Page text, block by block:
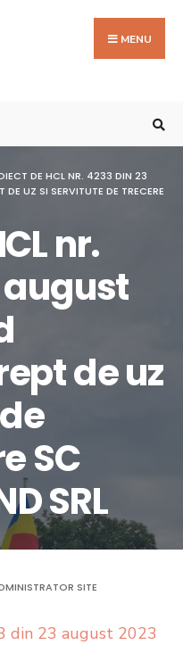
MENU
DE HCL NR. 4233 DIN 23
UZ SI SERVITUTE DE TRECERE
nr.
august
de uz
SC
SRL
SITE
din 23 august 2023